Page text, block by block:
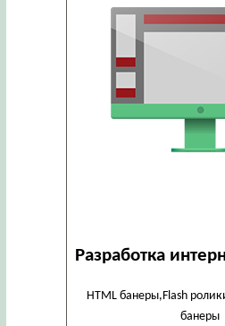
Разработка
HTML банеры,Flash
банеры